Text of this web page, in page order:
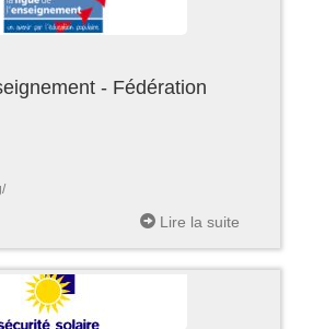
- Fédération
Lire la suite